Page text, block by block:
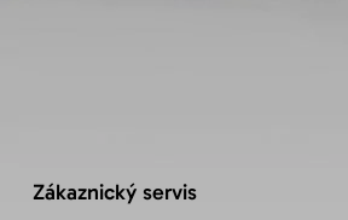
Zákaznický servis